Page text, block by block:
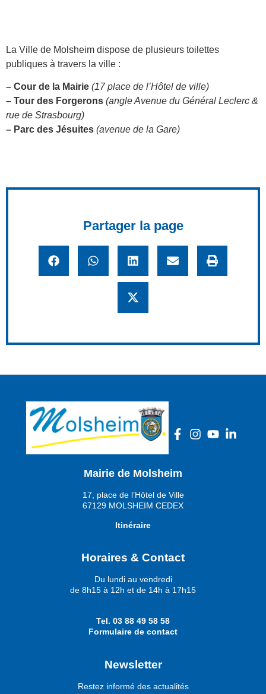
La Ville de Molsheim dispose de plusieurs toilettes
publiques à travers la ville :
– Cour de la Mairie (17 place de l’Hôtel de ville)
– Tour des Forgerons (angle Avenue du Général Leclerc &
rue de Strasbourg)
– Parc des Jésuites (avenue de la Gare)
Partager la page
Mairie de Molsheim
17, place de l’Hôtel de Ville
67129 MOLSHEIM CEDEX
Itinéraire
Horaires & Contact
Du lundi au vendredi
de 8h15 à 12h et de 14h à 17h15
Tel. 03 88 49 58 58
Formulaire de contact
Newsletter
Restez informé des actualités